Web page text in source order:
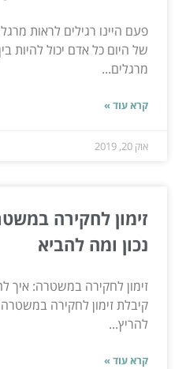
פעם היינו רגילים לראות
של היום כל אדם יכול להיות
מרגלים...
קרא עוד »
אוק 20, 2019
זימון לחקירה
נכון ומה להביא
זימון לחקירה במשטרה: איך
קיבלת זימון לחקירה
להריץ...
קרא עוד »